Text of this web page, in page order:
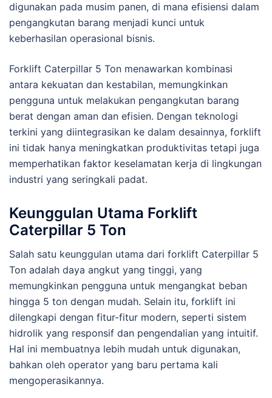
digunakan pada musim panen, di mana efisiensi dalam
pengangkutan barang menjadi kunci untuk
keberhasilan operasional bisnis.
Forklift Caterpillar 5 Ton menawarkan kombinasi
antara kekuatan dan kestabilan, memungkinkan
pengguna untuk melakukan pengangkutan barang
berat dengan aman dan efisien. Dengan teknologi
terkini yang diintegrasikan ke dalam desainnya, forklift
ini tidak hanya meningkatkan produktivitas tetapi juga
memperhatikan faktor keselamatan kerja di lingkungan
industri yang seringkali padat.
Keunggulan Utama Forklift
Caterpillar 5 Ton
Salah satu keunggulan utama dari forklift Caterpillar 5
Ton adalah daya angkut yang tinggi, yang
memungkinkan pengguna untuk mengangkat beban
hingga 5 ton dengan mudah. Selain itu, forklift ini
dilengkapi dengan fitur-fitur modern, seperti sistem
hidrolik yang responsif dan pengendalian yang intuitif.
Hal ini membuatnya lebih mudah untuk digunakan,
bahkan oleh operator yang baru pertama kali
mengoperasikannya.